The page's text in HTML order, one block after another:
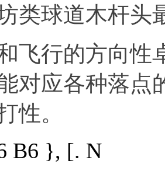
类球道木杆头
飞行的方向性
对应各种落点
性。
B6 }, [. N